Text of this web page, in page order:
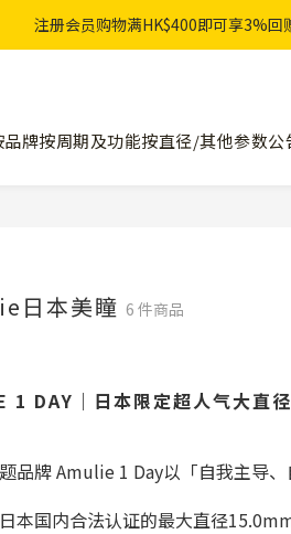
注册会员购物满HK$400即可享3%回
品牌按周期及功能按直径/其他参数公
日本美瞳 6 件商品
1 DAY｜日本限定超人气大直
品牌 Amulie 1 Day以「自我主导
本国内合法认证的最大直径